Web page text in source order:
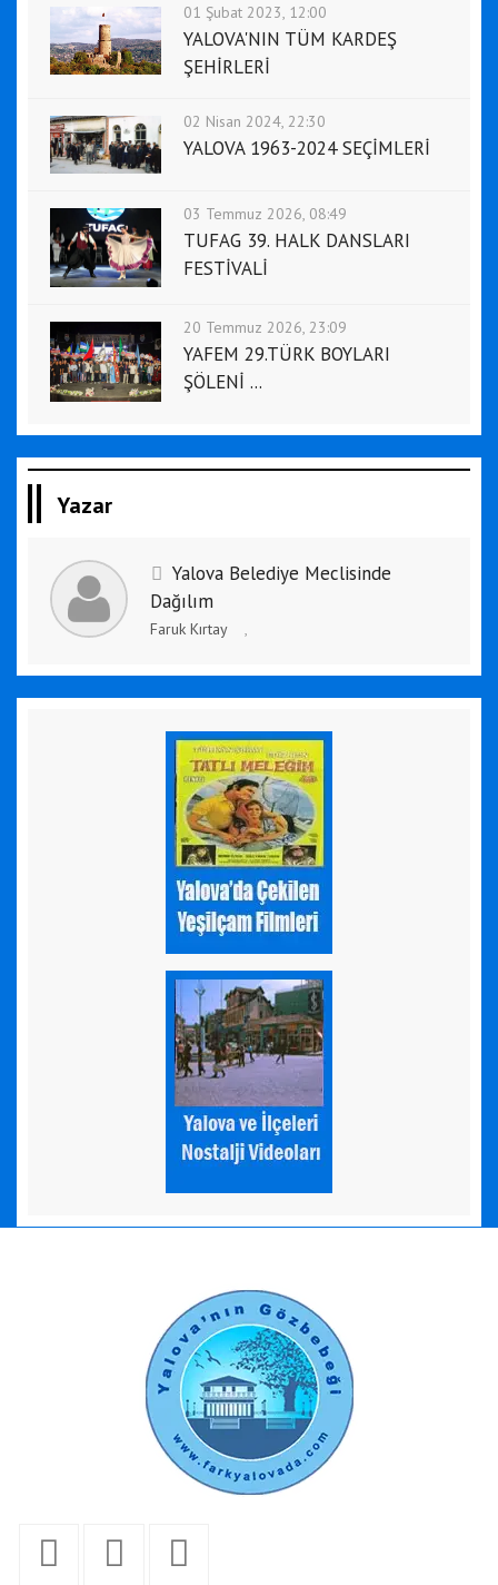
01 Şubat 2023, 12:00
YALOVA'NIN TÜM KARDEŞ
ŞEHİRLERİ
02 Nisan 2024, 22:30
YALOVA 1963-2024 SEÇİMLERİ
03 Temmuz 2026, 08:49
TUFAG 39. HALK DANSLARI
FESTİVALİ
20 Temmuz 2026, 23:09
YAFEM 29.TÜRK BOYLARI
ŞÖLENİ ...
Yazar
Yalova Belediye Meclisinde
Dağılım
Faruk Kırtay ,